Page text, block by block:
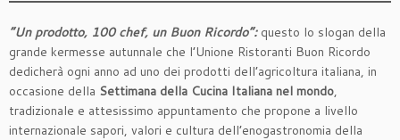
“Un prodotto, 100 chef, un Buon Ricordo”:questo lo slogan della
grande kermesse autunnale che l’Unione Ristoranti Buon Ricordo
dedicherà ogni anno ad uno dei prodotti dell’agricoltura italiana, in
occasione della Settimana della Cucina Italiana nel mondo,
tradizionale e attesissimo appuntamento che propone a livello
internazionale sapori, valori e cultura dell’enogastronomia della